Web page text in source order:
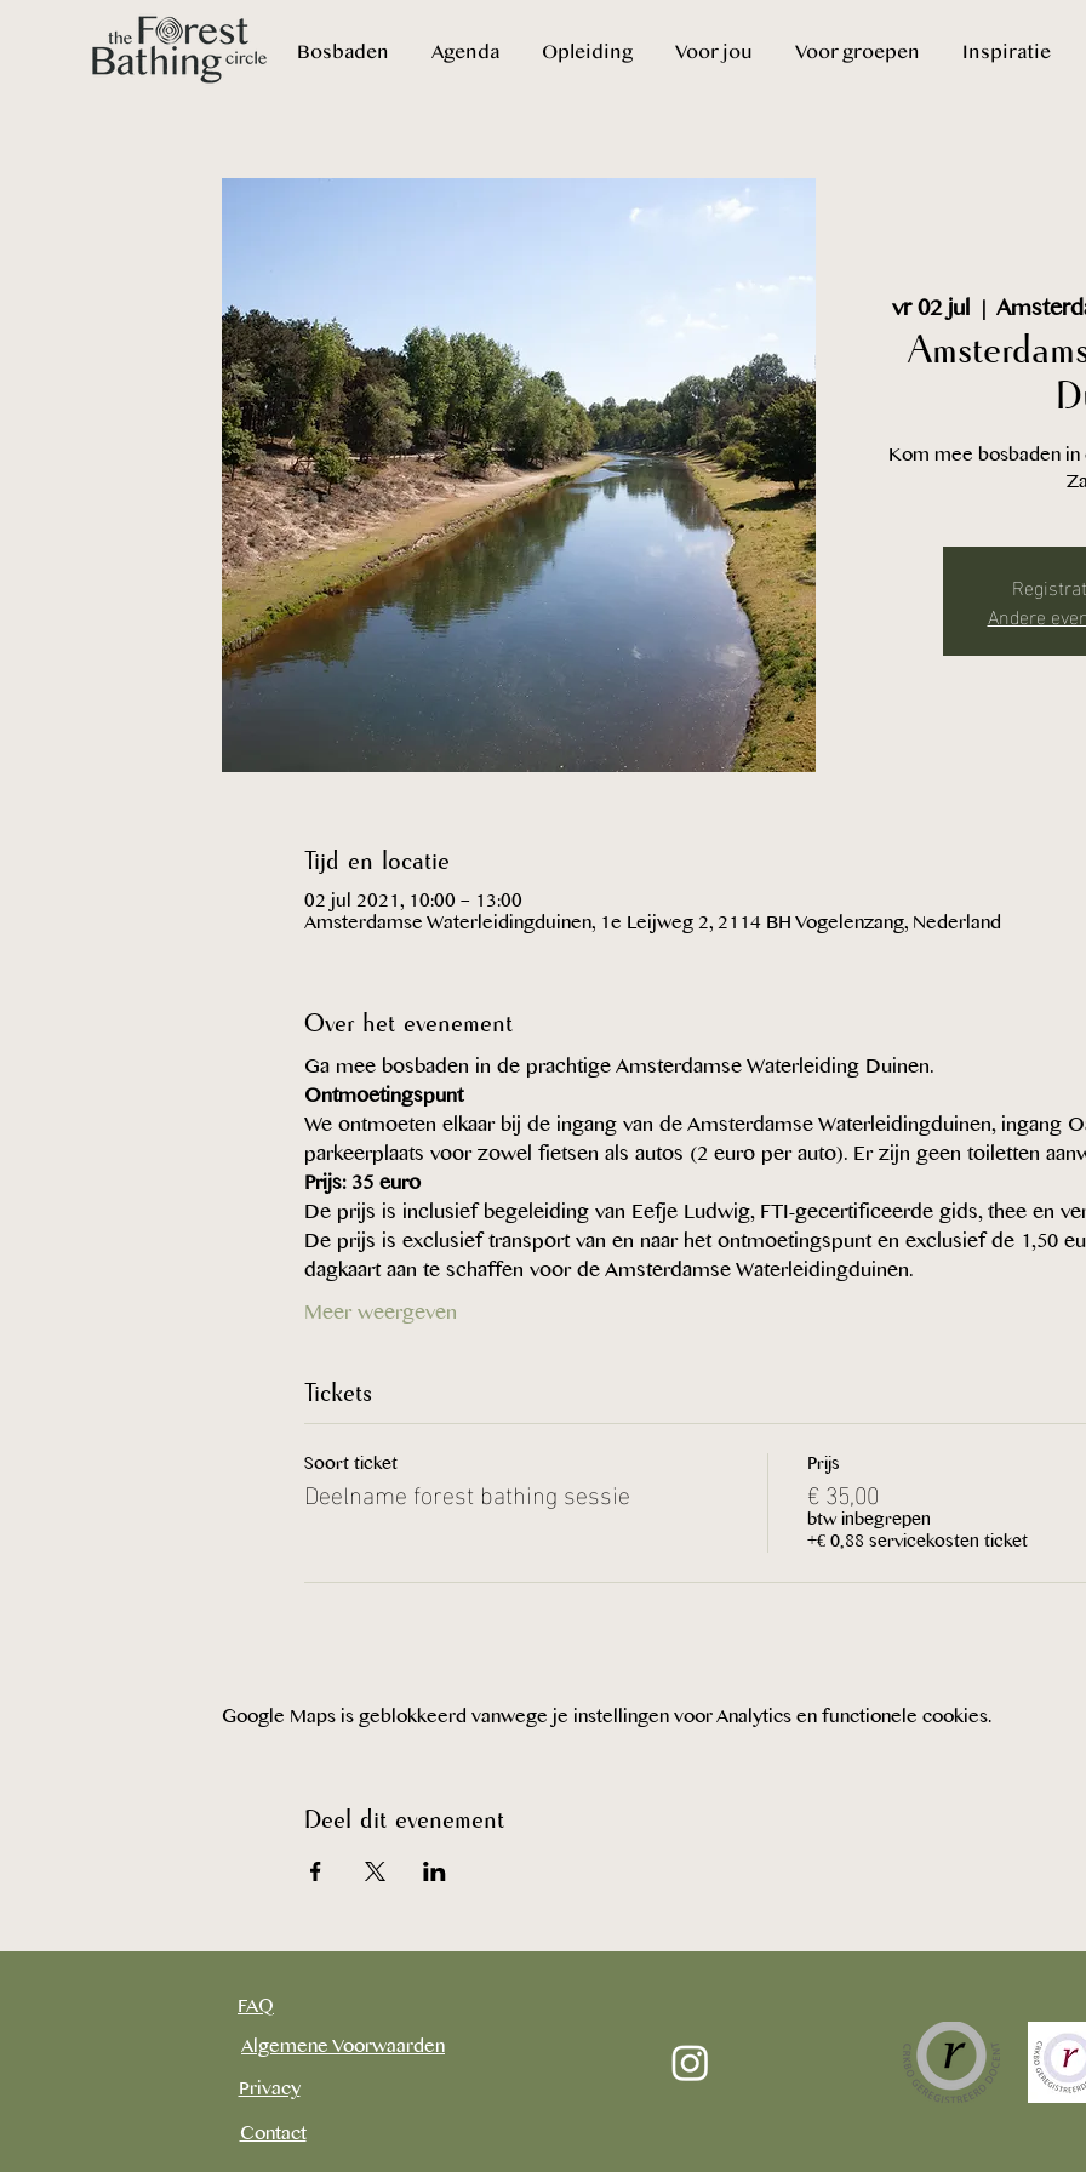
Bosbaden Agenda Opleiding Voor jou Voor groepen Inspiratie
vr 02 jul
  |
Kom mee bosbaden
Andere
Tijd en locatie
02 jul 2021, 10:00 – 13:00
Amsterdamse Waterleidingduinen, 1e Leijweg 2, 2114 BH Vogelenzang, Nederland
Over het evenement
Ga mee bosbaden in de prachtige Amsterdamse Waterleiding Duinen.
Ontmoetingspunt
We ontmoeten elkaar bij de ingang van de Amsterdamse Waterleidingduinen, ingang
parkeerplaats voor zowel fietsen als autos (2 euro per auto). Er zijn geen toiletten
Prijs: 35 euro
De prijs is inclusief begeleiding van Eefje Ludwig, FTI-gecertificeerde gids, thee en
De prijs is exclusief transport van en naar het ontmoetingspunt en exclusief de 1,50
dagkaart aan te schaffen voor de Amsterdamse Waterleidingduinen.
Meer weergeven
Tickets
Soort ticket
Deelname forest bathing sessie
Prijs
€ 35,00
btw inbegrepen
+€ 0,88 servicekosten ticket
Google Maps is geblokkeerd vanwege je instellingen voor Analytics en functionele cookies.
Deel dit evenement
FAQ
Algemene Voorwaarden
Privacy
Contact